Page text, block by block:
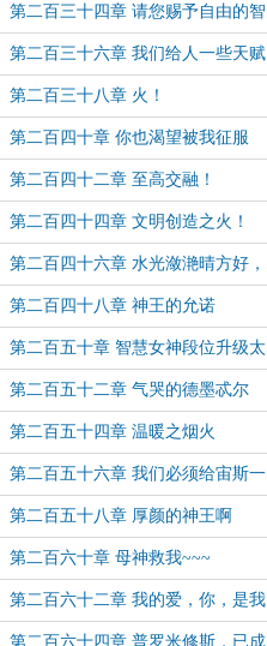
第二百三十四章 请您赐予自由的智
慧吧
第二百三十六章 我们给人一些天赋
吧！
第二百三十八章 火！
第二百四十章 你也渴望被我征服
吗？
第二百四十二章 至高交融！
（8K，月票加更，月底求月票~）
第二百四十四章 文明创造之火！
（8K，国庆加更！祖国母亲生日快
乐！）
第二百四十六章 水光潋滟晴方好，
美惠三女神（8K，加更！求月票~）
第二百四十八章 神王的允诺
第二百五十章 智慧女神段位升级太
快了！
第二百五十二章 气哭的德墨忒尔
第二百五十四章 温暖之烟火
第二百五十六章 我们必须给宙斯一
个深刻的教训！
第二百五十八章 厚颜的神王啊
第二百六十章 母神救我~~~
第二百六十二章 我的爱，你，是我
至高无上的父！
第二百六十四章 普罗米修斯，已成